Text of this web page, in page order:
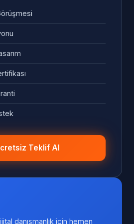
Teklif Al
danışmanlık için hemen